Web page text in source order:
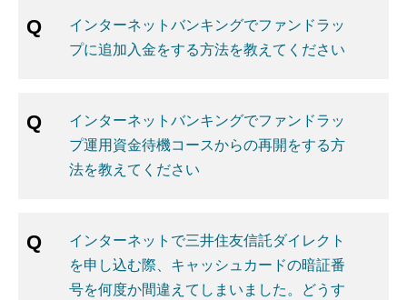
インターネットバンキングでファンドラッ
プに追加入金をする方法を教えてください
インターネットバンキングでファンドラッ
プ運用資金待機コースからの再開をする方
法を教えてください
インターネットで三井住友信託ダイレクト
を申し込む際、キャッシュカードの暗証番
号を何度か間違えてしまいました。どうす